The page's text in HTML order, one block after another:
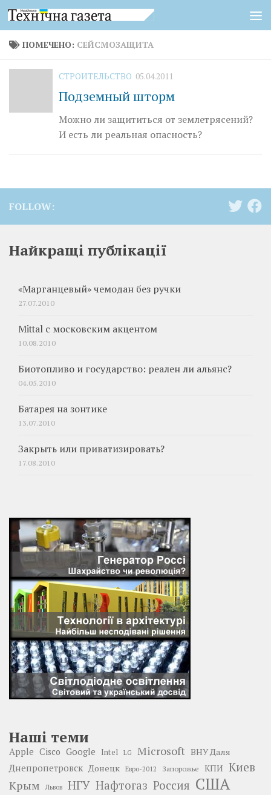
Перейти к содержимому
ПОМЕЧЕНО: СЕЙСМОЗАЩИТА
СТРОИТЕЛЬСТВО 05.04.2011
Подземный шторм
Можно ли защититься от землетрясений?
И есть ли реальная опасность?
FOLLOW:
Найкращі публікації
«Марганцевый» чемодан без ручки
27.07.2010
Mittal с московским акцентом
10.08.2010
Биотопливо и государство: реален ли альянс?
04.05.2010
Батарея на зонтике
13.07.2010
Закрыть или приватизировать?
17.08.2010
Наші теми
Apple Cisco Google Intel LG Microsoft ВНУ Даля
Днепропетровск Донецк Евро-2012 Запорожье КПИ Киев
Крым Львов НГУ Нафтогаз Россия США